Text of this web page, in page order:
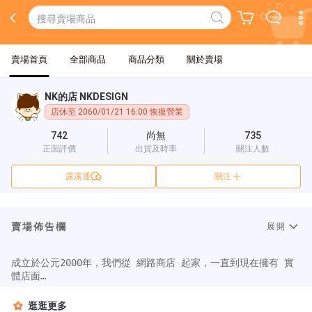
賣場首頁 全部商品 商品分類 關於賣場
NK的店 NKDESIGN
店休至 2060/01/21 16:00 恢復營業
742
正面評價
尚無
出貨及時率
735
關注人數
露露通 關注
賣場佈告欄 展開
成立於公元2000年，我們從 網路商店 起家，一直到現在擁有 實
體店面
尊！！！
逛逛更多